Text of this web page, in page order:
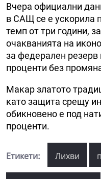
Вчера официални
в САЩ се е ускорила
темп от три години,
очакванията на
за федерален резерв
проценти без
Макар златото
като защита срещу
обикновено е под
проценти.
Етикети: Лихви